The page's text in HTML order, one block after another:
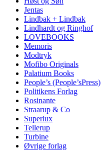
Jentas
Lindbak + Lindbak
Lindhardt og Ringhof
LOVEBOOKS
Memoris
Modtryk
Mofibo Originals
Palatium Books
People’s (People’sPress)
Politikens Forlag
Rosinante
Straarup & Co
Superlux
Tellerup
Turbine
Øvrige forlag